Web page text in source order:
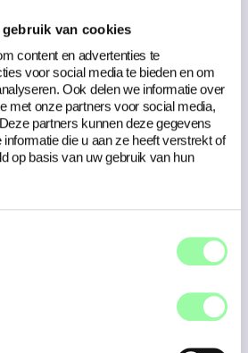
van cookies
content en advertenties te
voor social media te bieden en om
Ook delen we informatie over
met onze partners voor social media,
partners kunnen deze gegevens
die u aan ze heeft verstrekt of
op basis van uw gebruik van hun
drukke tijden nodig hebben. Als
niet alleen technisch werkt, maar
is van je
tref je in Compion een goede
VISIBLE
op
zichtbaar